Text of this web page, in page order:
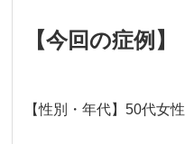
【今回の症例】
【性別・年代】50代女性